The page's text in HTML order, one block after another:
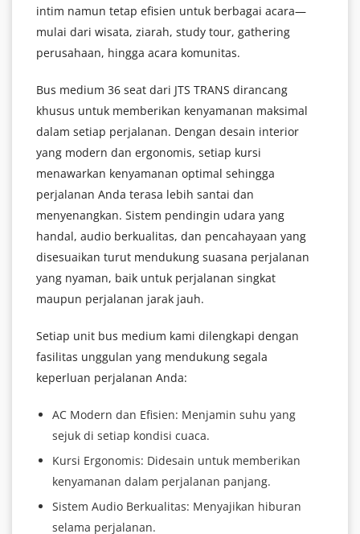
intim namun tetap efisien untuk berbagai acara—
mulai dari wisata, ziarah, study tour, gathering
perusahaan, hingga acara komunitas.
Bus medium 36 seat dari JTS TRANS dirancang
khusus untuk memberikan kenyamanan maksimal
dalam setiap perjalanan. Dengan desain interior
yang modern dan ergonomis, setiap kursi
menawarkan kenyamanan optimal sehingga
perjalanan Anda terasa lebih santai dan
menyenangkan. Sistem pendingin udara yang
handal, audio berkualitas, dan pencahayaan yang
disesuaikan turut mendukung suasana perjalanan
yang nyaman, baik untuk perjalanan singkat
maupun perjalanan jarak jauh.
Setiap unit bus medium kami dilengkapi dengan
fasilitas unggulan yang mendukung segala
keperluan perjalanan Anda:
AC Modern dan Efisien: Menjamin suhu yang
sejuk di setiap kondisi cuaca.
Kursi Ergonomis: Didesain untuk memberikan
kenyamanan dalam perjalanan panjang.
Sistem Audio Berkualitas: Menyajikan hiburan
selama perjalanan.